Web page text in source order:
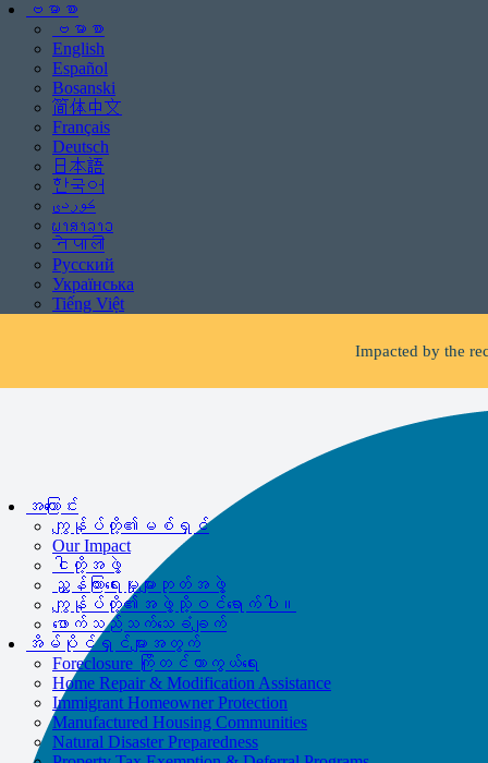
ဗမာစာ
ဗမာစာ
English
Español
Bosanski
简体中文
Français
Deutsch
日本語
한국어
ພາສາລາວ
नेपाली
Русский
Українська
Tiếng Việt
Facing
Be aware of scams:
If you receive
Impacted by the
အကြောင်း
ကျွန်ုပ်တို့၏မစ်ရှင်
Our Impact
ငါတို့အဖွဲ့
ညွှန်ကြားရေးမှုးများဘုတ်အဖွဲ့
ကျွန်ုပ်တို့၏အဖွဲ့သို့ဝင်ရောက်ပါ။
ဖောက်သည်သက်သေခံချက်
အိမ်ပိုင်ရှင်များအတွက်
Foreclosure ကြိုတင်ကာကွယ်ရေး
Home Repair & Modification Assistance
Immigrant Homeowner Protection
Manufactured Housing Communities
Natural Disaster Preparedness